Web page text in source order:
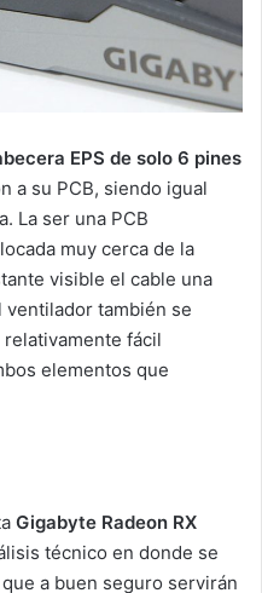
EPS de solo 6 pines
a su PCB, siendo igual
La ser una PCB
muy cerca de la
visible el cable una
también se
fácil
elementos que
Gigabyte Radeon RX
técnico en donde se
a buen seguro servirán